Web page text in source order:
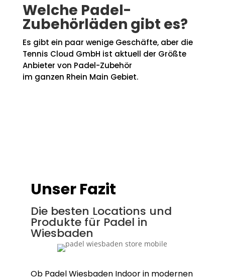
Welche Padel-
Zubehörläden gibt es?
Es gibt ein paar wenige Geschäfte, aber die
Tennis Cloud GmbH ist aktuell der Größte
Anbieter von Padel-Zubehör
im ganzen Rhein Main Gebiet.
Unser Fazit
Die besten Locations und
Produkte für Padel in
Wiesbaden
Ob Padel Wiesbaden Indoor in modernen